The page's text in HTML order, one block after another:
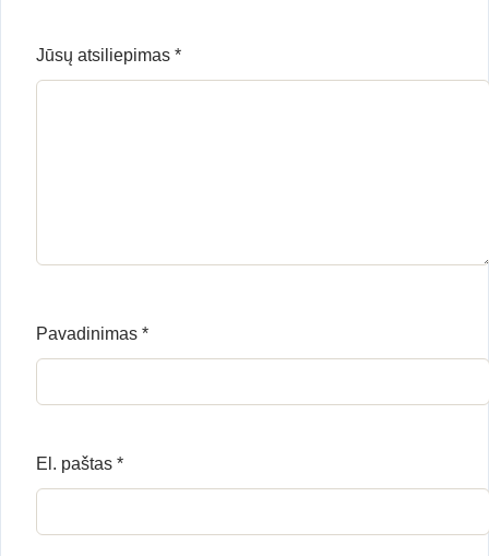
Jūsų atsiliepimas *
Pavadinimas *
El. paštas *